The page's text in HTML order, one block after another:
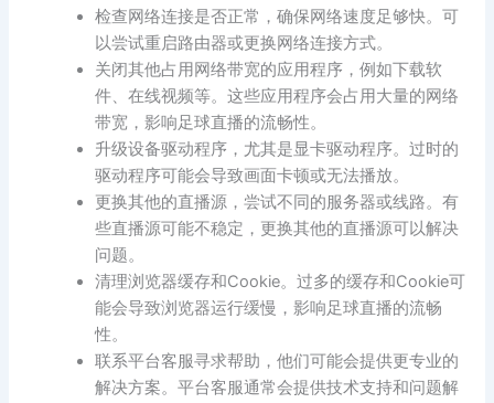
检查网络连接是否正常，确保网络速度足够快。可
以尝试重启路由器或更换网络连接方式。
关闭其他占用网络带宽的应用程序，例如下载软
件、在线视频等。这些应用程序会占用大量的网络
带宽，影响足球直播的流畅性。
升级设备驱动程序，尤其是显卡驱动程序。过时的
驱动程序可能会导致画面卡顿或无法播放。
更换其他的直播源，尝试不同的服务器或线路。有
些直播源可能不稳定，更换其他的直播源可以解决
问题。
清理浏览器缓存和Cookie。过多的缓存和Cookie可
能会导致浏览器运行缓慢，影响足球直播的流畅
性。
联系平台客服寻求帮助，他们可能会提供更专业的
解决方案。平台客服通常会提供技术支持和问题解